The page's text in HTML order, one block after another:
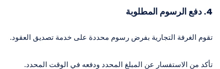
4. دفع الرسوم المطلوبة
تقوم الغرفة التجارية بفرض رسوم محددة على خدمة تصديق العقود.
تأكد من الاستفسار عن المبلغ المحدد ودفعه في الوقت المحدد.